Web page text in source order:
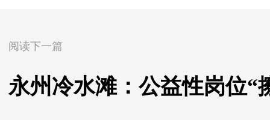
阅读下一篇
永州冷水滩：公益性岗位“